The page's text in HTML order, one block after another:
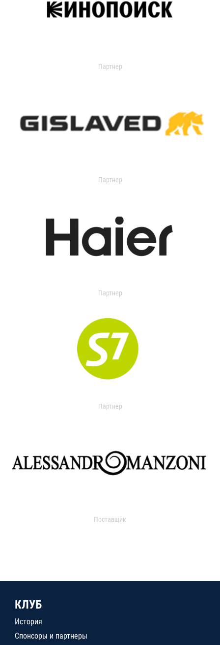
Партнер
Партнер
Партнер
Партнер
Поставщик
КЛУБ
История
Спонсоры и партнеры